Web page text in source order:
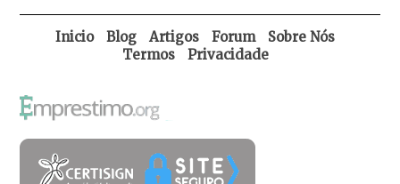
Inicio Blog Artigos Forum
Sobre Nós
Termos
Privacidade